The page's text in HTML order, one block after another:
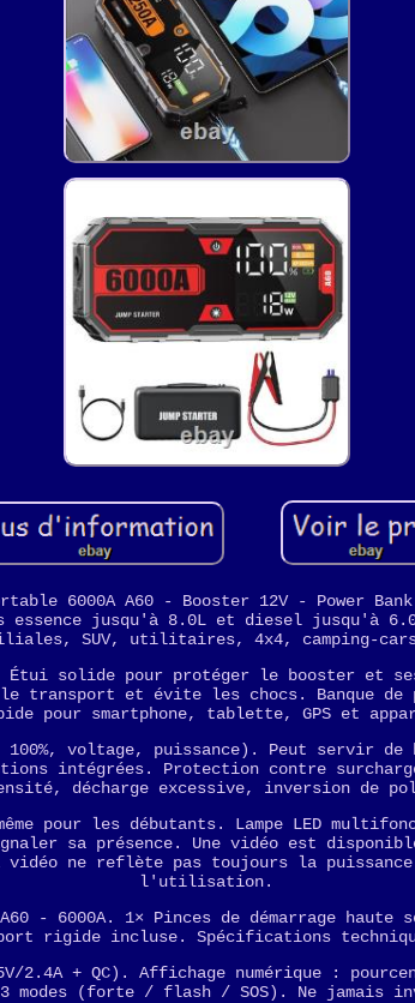
6000A A60 - Booster 12V - Power Bank
essence jusqu'à 8.0L et diesel jusqu'à
SUV, utilitaires, 4x4, camping-
solide pour protéger le booster et ses
et évite les chocs. Banque de
pour smartphone, tablette, GPS et
100%, voltage, puissance). Peut servir
intégrées. Protection contre
décharge excessive, inversion de
pour les débutants. Lampe LED
sa présence. Une vidéo est
ne reflète pas toujours la
l'utilisation.
- 6000A. 1× Pinces de démarrage haute
rigide incluse. Spécifications
2.4A + QC). Affichage numérique :
3 modes (forte / flash / SOS). Ne jamais